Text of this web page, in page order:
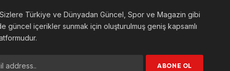
Türkiye ve Dünyadan Güncel, Spor ve Magazin gibi
güncel içerikler sunmak için oluşturulmuş geniş kapsamlı